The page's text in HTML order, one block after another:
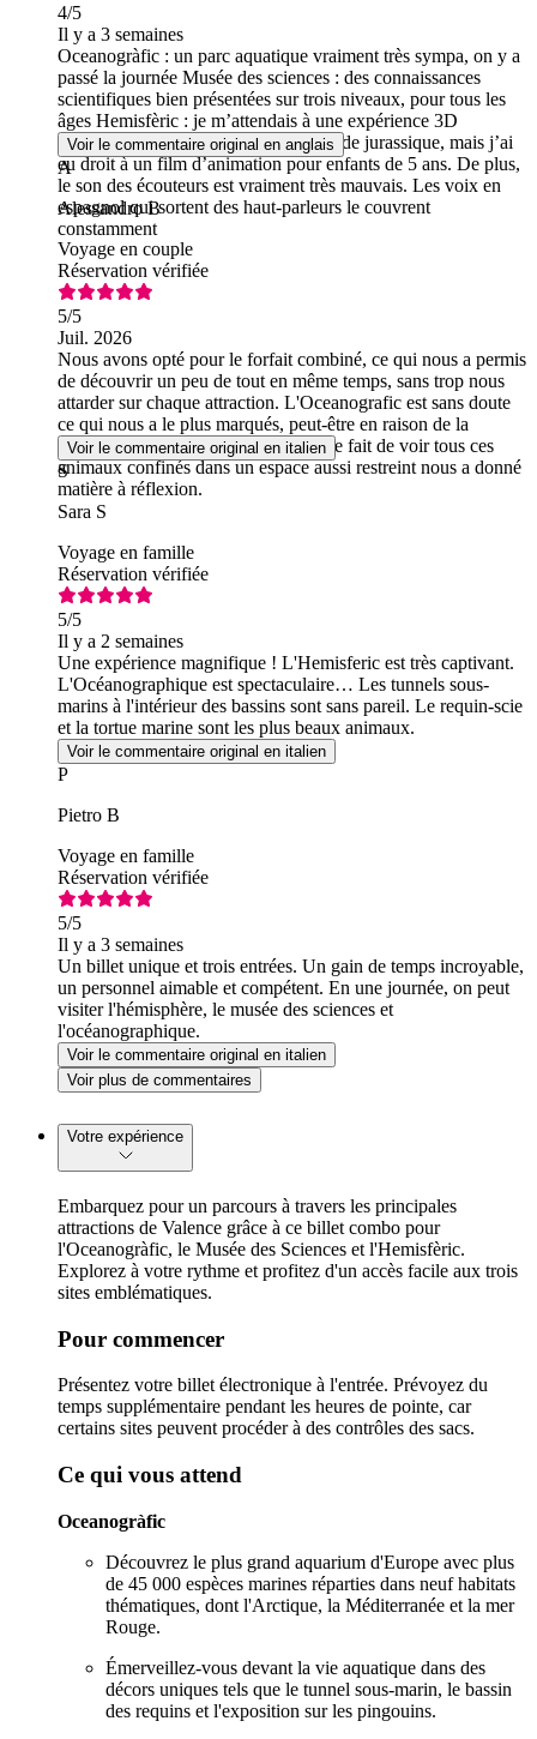
4/5
Il y a 3 semaines
Oceanogràfic : un parc aquatique vraiment très sympa, on y a
passé la journée Musée des sciences : des connaissances
scientifiques bien présentées sur trois niveaux, pour tous les
âges Hemisfèric : je m’attendais à une expérience 3D
époustouflante sur l’espace ou le monde jurassique, mais j’ai
eu droit à un film d’animation pour enfants de 5 ans. De plus,
le son des écouteurs est vraiment très mauvais. Les voix en
espagnol qui sortent des haut-parleurs le couvrent
constamment
Voir le commentaire original en anglais
A
Alessandro B
Voyage en couple
Réservation vérifiée
5/5
Juil. 2026
Nous avons opté pour le forfait combiné, ce qui nous a permis
de découvrir un peu de tout en même temps, sans trop nous
attarder sur chaque attraction. L'Oceanografic est sans doute
ce qui nous a le plus marqués, peut-être en raison de la
diversité des choses à voir, même si le fait de voir tous ces
animaux confinés dans un espace aussi restreint nous a donné
matière à réflexion.
Voir le commentaire original en italien
S
Sara S
Voyage en famille
Réservation vérifiée
5/5
Il y a 2 semaines
Une expérience magnifique ! L'Hemisferic est très captivant.
L'Océanographique est spectaculaire… Les tunnels sous-
marins à l'intérieur des bassins sont sans pareil. Le requin-scie
et la tortue marine sont les plus beaux animaux.
Voir le commentaire original en italien
P
Pietro B
Voyage en famille
Réservation vérifiée
5/5
Il y a 3 semaines
Un billet unique et trois entrées. Un gain de temps incroyable,
un personnel aimable et compétent. En une journée, on peut
visiter l'hémisphère, le musée des sciences et
l'océanographique.
Voir le commentaire original en italien
Voir plus de commentaires
Votre expérience
Embarquez pour un parcours à travers les principales
attractions de Valence grâce à ce billet combo pour
l'Oceanogràfic, le Musée des Sciences et l'Hemisfèric.
Explorez à votre rythme et profitez d'un accès facile aux trois
sites emblématiques.
Pour commencer
Présentez votre billet électronique à l'entrée. Prévoyez du
temps supplémentaire pendant les heures de pointe, car
certains sites peuvent procéder à des contrôles des sacs.
Ce qui vous attend
Oceanogràfic
Découvrez le plus grand aquarium d'Europe avec plus
de 45 000 espèces marines réparties dans neuf habitats
thématiques, dont l'Arctique, la Méditerranée et la mer
Rouge.
Émerveillez-vous devant la vie aquatique dans des
décors uniques tels que le tunnel sous-marin, le bassin
des requins et l'exposition sur les pingouins.